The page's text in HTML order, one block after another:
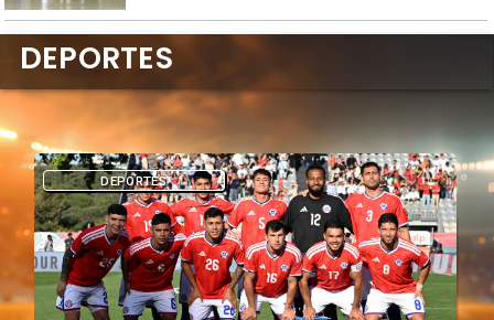
DEPORTES
DEPORTES